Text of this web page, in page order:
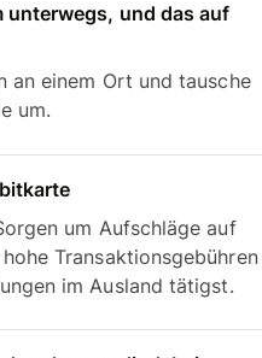
unterwegs, und das auf
an einem Ort und tausche
um.
um Aufschläge auf
Transaktionsgebühren
im Ausland tätigst.